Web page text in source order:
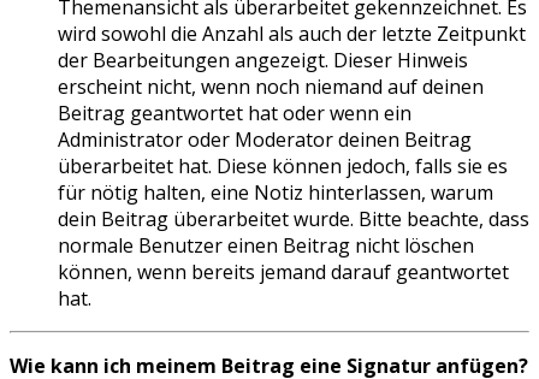
Themenansicht als überarbeitet gekennzeichnet. Es
wird sowohl die Anzahl als auch der letzte Zeitpunkt
der Bearbeitungen angezeigt. Dieser Hinweis
erscheint nicht, wenn noch niemand auf deinen
Beitrag geantwortet hat oder wenn ein
Administrator oder Moderator deinen Beitrag
überarbeitet hat. Diese können jedoch, falls sie es
für nötig halten, eine Notiz hinterlassen, warum
dein Beitrag überarbeitet wurde. Bitte beachte, dass
normale Benutzer einen Beitrag nicht löschen
können, wenn bereits jemand darauf geantwortet
hat.
Wie kann ich meinem Beitrag eine Signatur anfügen?